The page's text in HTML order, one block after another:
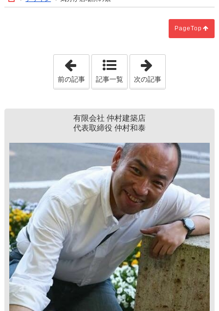
PageTop
「何でも良く無い」
前の記事 記事一覧 次の記事
有限会社 仲村建築店
代表取締役 仲村和泰